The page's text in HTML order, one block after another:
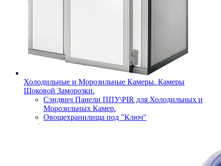
Холодильные и Морозильные Камеры. Камеры
Шоковой Заморозки.
Сэндвич Панели ППУ\PIR для Холодильных и
Морозильных Камер.
Овощехранилища под "Ключ"